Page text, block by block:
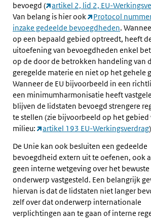
bevoegd (
artikel 2, lid 2, EU-
Van belang is hier ook
Protocol
inzake gedeelde bevoegdheden.
op een bepaald gebied optreedt, heeft
uitoefening van bevoegdheden enkel
op de door de betrokken handeling van
geregelde materie en niet op het gehele
Wanneer de EU bijvoorbeeld in een
een minimumharmonisatie heeft
blijven de lidstaten bevoegd strengere
te stellen (zie bijvoorbeeld op het gebied
milieu:
artikel 193 EU-Werkingsverdrag
De Unie kan ook besluiten een gedeelde
bevoegdheid extern uit te oefenen, ook
geen interne wetgeving over het bewuste
onderwerp vastgesteld. Een belangrijk
hiervan is dat de lidstaten niet langer
zelf over dat onderwerp internationale
verplichtingen aan te gaan of interne